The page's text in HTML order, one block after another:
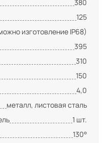
380
125
изготовление IP68)
395
310
150
4,0
металл, листовая сталь
1 шт.
130°